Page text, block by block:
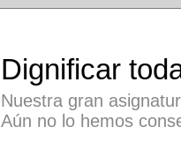
Dignificar
Nuestra gran
Aún no lo hemos